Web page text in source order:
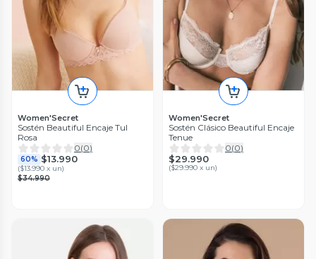
Women'Secret
Sostén Beautiful Encaje Tul
Rosa
0(0)
60% $13.990
($13.990 x un)
$34.990
Women'Secret
Sostén Clásico Beautiful Encaje
Tenue
0(0)
$29.990
($29.990 x un)